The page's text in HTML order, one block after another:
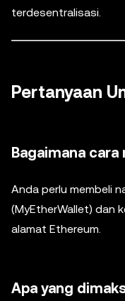
terdesentralisasi.
Pertanyaan
Bagaimana cara
Anda perlu membeli
(MyEtherWallet) dan
alamat Ethereum.
Apa yang